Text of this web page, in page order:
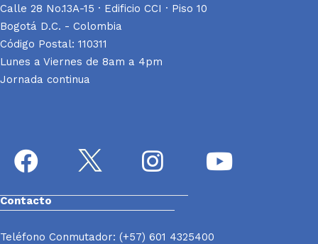
Calle 28 No.13A-15 · Edificio CCI · Piso 10
Bogotá D.C. - Colombia
Código Postal: 110311
Lunes a Viernes de 8am a 4pm
Jornada continua
Contacto
Teléfono Conmutador: (+57) 601 4325400